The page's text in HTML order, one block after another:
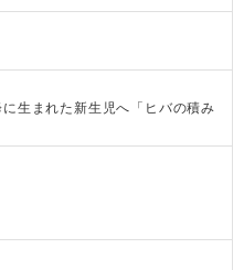
生まれた新生児へ「ヒバの積み